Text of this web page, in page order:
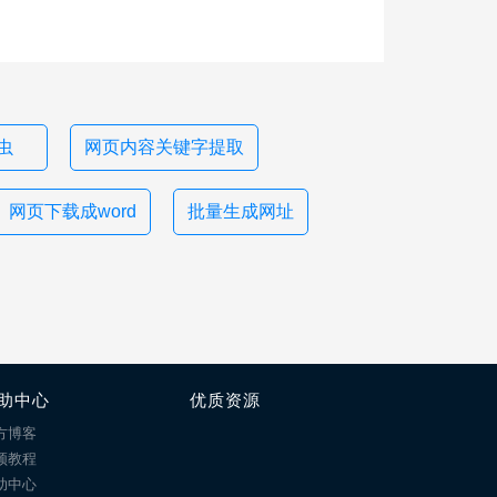
网页内容关键字提取
网页下载成word 批量生成网址
中心
博客
教程
中心
优质资源